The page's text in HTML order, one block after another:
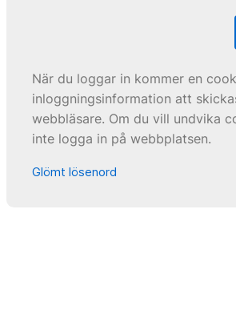
När du loggar in kommer en
inloggningsinformation att
webbläsare. Om du vill undvika
inte logga in på webbplatsen.
Glömt lösenord